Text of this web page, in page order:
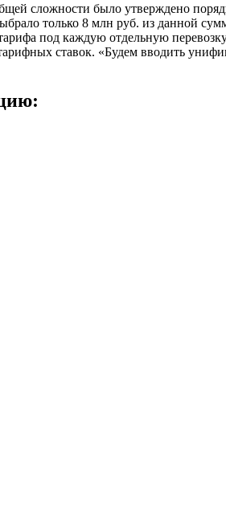
сложности было утверждено
только 8 млн руб. из данной
под каждую отдельную
ставок. «Будем вводить